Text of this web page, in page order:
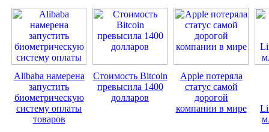
Alibaba намерена
запустить
биометрическую
систему оплаты
товаров
Стоимость Bitcoin
превысила 1400
долларов
Apple потеряла
статус самой
дорогой
компании в мире